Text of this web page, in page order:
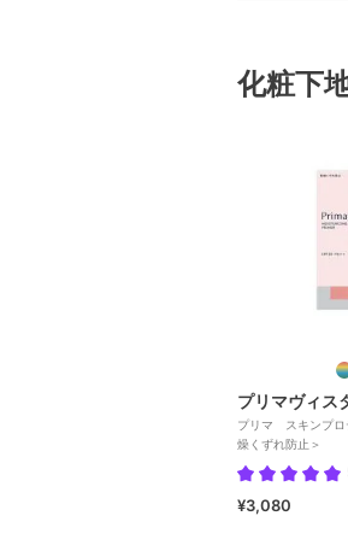
化粧下
プリマヴィス
プリマ スキンプロ
燥くずれ防止＞
¥3,080